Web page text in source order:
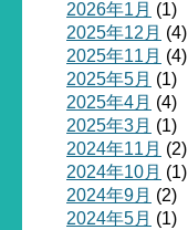
2026年1月 (1)
2025年12月 (4)
2025年11月 (4)
2025年5月 (1)
2025年4月 (4)
2025年3月 (1)
2024年11月 (2)
2024年10月 (1)
2024年9月 (2)
2024年5月 (1)